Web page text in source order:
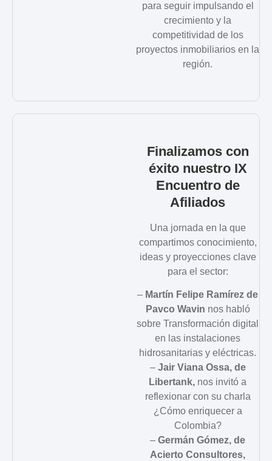
para seguir impulsando el
crecimiento y la
competitividad de los
proyectos inmobiliarios en la
región.
Finalizamos con
éxito nuestro IX
Encuentro de
Afiliados
Una jornada en la que
compartimos conocimiento,
ideas y proyecciones clave
para el sector:
– Martín Felipe Ramírez de
Pavco Wavin nos habló
sobre Transformación digital
en las instalaciones
hidrosanitarias y eléctricas.
– Jair Viana Ossa, de
Libertank, nos invitó a
reflexionar con su charla
¿Cómo enriquecer a
Colombia?
– Germán Gómez, de
Acierto Consultores,